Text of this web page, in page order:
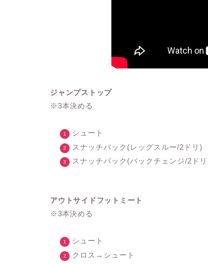
ジャンプストップ
※3本決める
シュート
スナッチバック(レッグスルー/2ドリ)
スナッチバック(バックチェンジ/2ド
アウトサイドフットミート
※3本決める
シュート
クロス→シュート